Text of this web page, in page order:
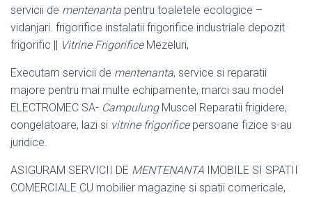
servicii de mentenanta pentru toaletele ecologice –
vidanjari. frigorifice instalatii frigorifice industriale depozit
frigorific || Vitrine FrigorificeMezeluri,
Executam servicii de mentenanta, service si reparatii
majore pentru mai multe echipamente, marci sau model
ELECTROMEC SA- CampulungMuscel Reparatii frigidere,
congelatoare, lazi si vitrine frigorificepersoane fizice s-au
juridice.
ASIGURAM SERVICII DE MENTENANTA IMOBILE SI SPATII
COMERCIALE CU mobilier magazine si spatii comericale,